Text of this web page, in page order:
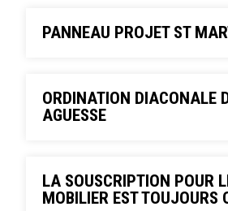
PANNEAU PROJET ST
ORDINATION DIACONALE
AGUESSE
LA SOUSCRIPTION POUR
MOBILIER EST TOUJOURS